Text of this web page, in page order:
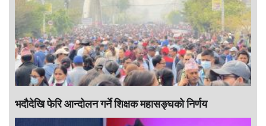
भदौदेखि फेरि आन्दोलन गर्ने शिक्षक महासङ्घको निर्णय